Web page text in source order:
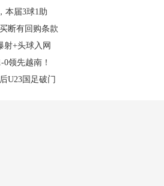
本届3球1助
断有回购条款
射+头球入网
领先越南！
U23国足破门